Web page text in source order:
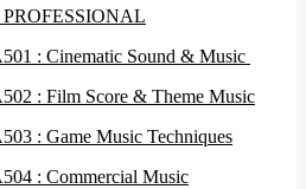
: Cinematic Sound & Music
: Film Score & Theme Music
: Game Music Techniques
: Commercial Music